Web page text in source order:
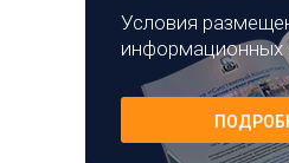
Условия
информационных